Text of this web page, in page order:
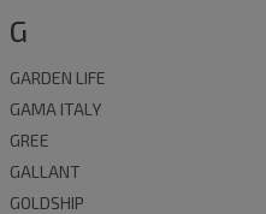
G
GARDEN LIFE
GAMA ITALY
GREE
GALLANT
GOLDSHIP